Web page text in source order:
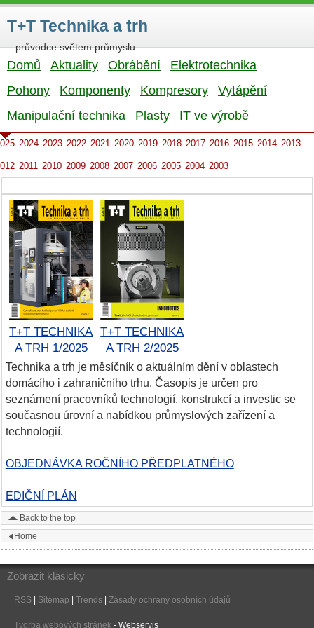
T+T Technika a trh
...průvodce světem průmyslu
Domů Aktuality Obrábění
Elektrotechnika
Pohony
Komponenty Kompresory
Vytápění
Manipulační technika
Plasty IT ve výrobě
2024 2023 2022 2021 2020 2019 2018 2017 2016 2015 2014 2013
2011 2010 2009 2008 2007 2006 2005 2004 2003
T+T TECHNIKA
A TRH 1/2025
T+T TECHNIKA
A TRH 2/2025
Technika a trh je měsíčník o aktuálním dění v oblastech
domácího i zahraničního trhu. Časopis je určen pro
seznámení pracovníků technologií, konstrukcí a investic se
současnou úrovní a nabídkou průmyslových zařízení a
technologií.
OBJEDNÁVKA ROČNÍHO PŘEDPLATNÉHO
EDIČNÍ PLÁN
Back to the top
Home
Zobrazit klasicky
RSS| Sitemap Trends| Zásady ochrany osobních údajů
Tvorba webových stránek- Webservis